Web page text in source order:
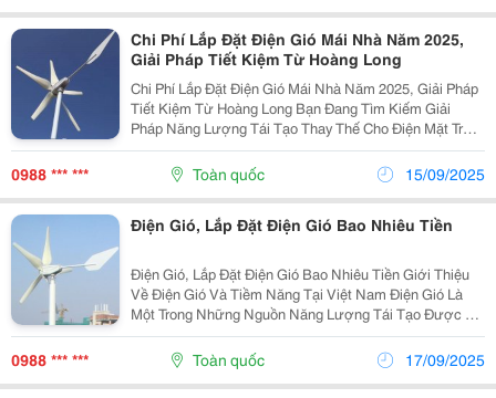
Chi Phí Lắp Đặt Điện Gió Mái Nhà Năm 2025,
Giải Pháp Tiết Kiệm Từ Hoàng Long
Chi Phí Lắp Đặt Điện Gió Mái Nhà Năm 2025, Giải Pháp
Tiết Kiệm Từ Hoàng Long Bạn Đang Tìm Kiếm Giải
Pháp Năng Lượng Tái Tạo Thay Thế Cho Điện Mặt Trời?
Điện Gió Mái Nhà Đang Nổi Lên Như Một Lựa Chọn Bền
Vững, Tận Dụng Nguồn Gió Tự Nhiên Để Sản Xuất...
0988 *** *** Toàn quốc 15/09/2025
Điện Gió, Lắp Đặt Điện Gió Bao Nhiêu Tiền
Điện Gió, Lắp Đặt Điện Gió Bao Nhiêu Tiền Giới Thiệu
Về Điện Gió Và Tiềm Năng Tại Việt Nam Điện Gió Là
Một Trong Những Nguồn Năng Lượng Tái Tạo Được Ưa
Chuộng Nhất Hiện Nay Nhờ Vào Tính Bền Vững Và
Thân Thiện Với Môi Trường. Tại Việt Nam, Với...
0988 *** *** Toàn quốc 17/09/2025